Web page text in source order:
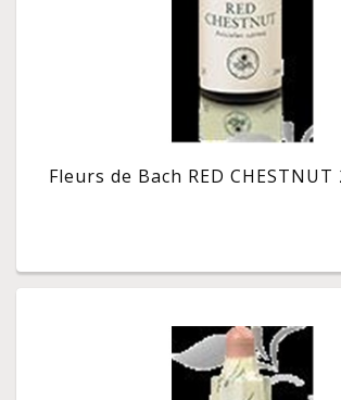
Fleurs de Bach RED CHESTNUT